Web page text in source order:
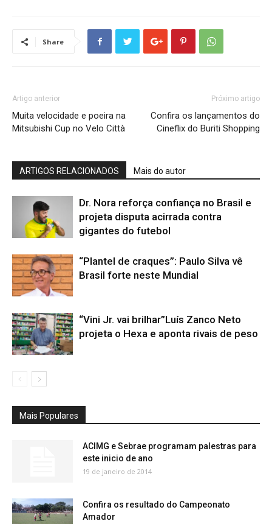
Share
Artigo anterior
Muita velocidade e poeira na
Mitsubishi Cup no Velo Città
Próximo artigo
Confira os lançamentos do
Cineflix do Buriti Shopping
ARTIGOS RELACIONADOS Mais do autor
Dr. Nora reforça confiança no Brasil e
projeta disputa acirrada contra
gigantes do futebol
“Plantel de craques”: Paulo Silva vê
Brasil forte neste Mundial
“Vini Jr. vai brilhar”Luís Zanco Neto
projeta o Hexa e aponta rivais de peso
Mais Populares
ACIMG e Sebrae programam palestras para
este inicio de ano
19 de janeiro de 2014
Confira os resultado do Campeonato
Amador